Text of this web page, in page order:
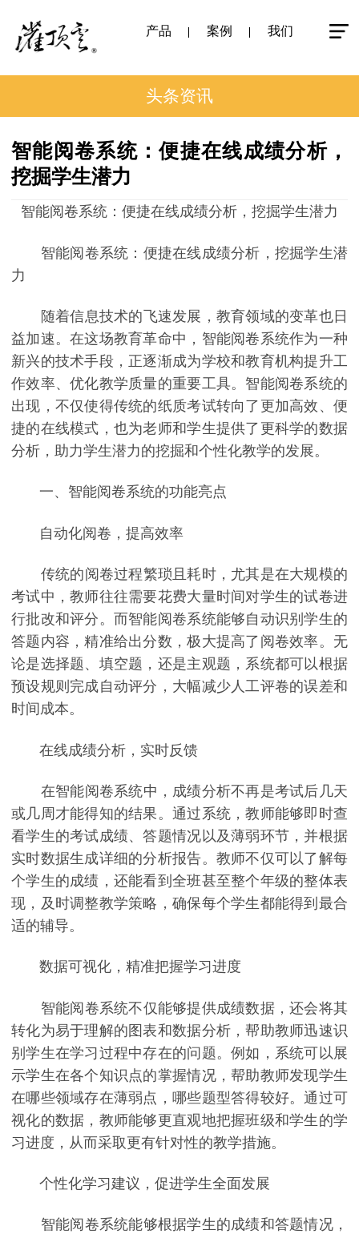
产品 案例 我们
头条资讯
智能阅卷系统：便捷在线成绩分析，
挖掘学生潜力
智能阅卷系统：便捷在线成绩分析，挖掘学生潜力
智能阅卷系统：便捷在线成绩分析，挖掘学生潜
力
随着信息技术的飞速发展，教育领域的变革也日
益加速。在这场教育革命中，智能阅卷系统作为一种
新兴的技术手段，正逐渐成为学校和教育机构提升工
作效率、优化教学质量的重要工具。智能阅卷系统的
出现，不仅使得传统的纸质考试转向了更加高效、便
捷的在线模式，也为老师和学生提供了更科学的数据
分析，助力学生潜力的挖掘和个性化教学的发展。
一、智能阅卷系统的功能亮点
自动化阅卷，提高效率
传统的阅卷过程繁琐且耗时，尤其是在大规模的
考试中，教师往往需要花费大量时间对学生的试卷进
行批改和评分。而智能阅卷系统能够自动识别学生的
答题内容，精准给出分数，极大提高了阅卷效率。无
论是选择题、填空题，还是主观题，系统都可以根据
预设规则完成自动评分，大幅减少人工评卷的误差和
时间成本。
在线成绩分析，实时反馈
在智能阅卷系统中，成绩分析不再是考试后几天
或几周才能得知的结果。通过系统，教师能够即时查
看学生的考试成绩、答题情况以及薄弱环节，并根据
实时数据生成详细的分析报告。教师不仅可以了解每
个学生的成绩，还能看到全班甚至整个年级的整体表
现，及时调整教学策略，确保每个学生都能得到最合
适的辅导。
数据可视化，精准把握学习进度
智能阅卷系统不仅能够提供成绩数据，还会将其
转化为易于理解的图表和数据分析，帮助教师迅速识
别学生在学习过程中存在的问题。例如，系统可以展
示学生在各个知识点的掌握情况，帮助教师发现学生
在哪些领域存在薄弱点，哪些题型答得较好。通过可
视化的数据，教师能够更直观地把握班级和学生的学
习进度，从而采取更有针对性的教学措施。
个性化学习建议，促进学生全面发展
智能阅卷系统能够根据学生的成绩和答题情况，